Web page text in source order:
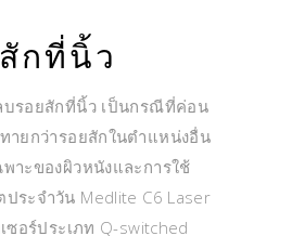
กที่นิ้ว
บรอยสักที่นิ้ว เป็นกรณีที่ค่อน
ายกว่ารอยสักในตำแหน่งอื่น
าะของผิวหนังและการใช้
ระจำวัน Medlite C6 Laser
ซอร์ประเภท Q-switched